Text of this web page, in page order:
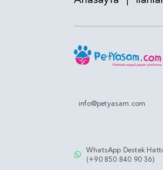
info@petyasam.com
WhatsApp Destek Hattı
(+90 850 840 90 36)